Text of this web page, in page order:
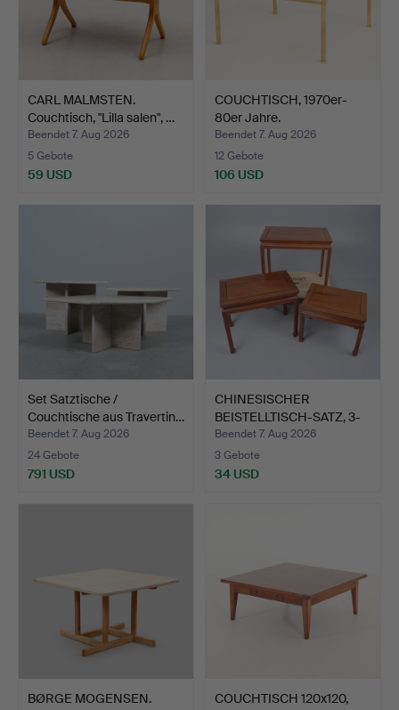
CARL MALMSTEN.
Couchtisch, "Lilla salen", …
Beendet 7. Aug 2026
5 Gebote
59 USD
COUCHTISCH, 1970er-
80er Jahre.
Beendet 7. Aug 2026
12 Gebote
106 USD
Set Satztische /
Couchtische aus Travertin…
Beendet 7. Aug 2026
24 Gebote
791 USD
CHINESISCHER
BEISTELLTISCH-SATZ, 3-
TEILIG,…
Beendet 7. Aug 2026
3 Gebote
34 USD
BØRGE MOGENSEN.
COUCHTISCH 120x120,